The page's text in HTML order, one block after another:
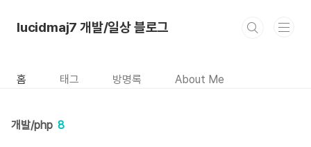
lucidmaj7 개발/일상 블로그
홈 태그 방명록 About Me
개발/php 8